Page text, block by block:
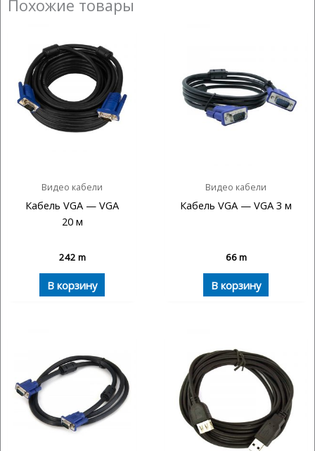
Похожие товары
Видео кабели
Кабель VGA — VGA
20 м
242 m
В корзину
Видео кабели
Кабель VGA — VGA 3 м
66m
В корзину